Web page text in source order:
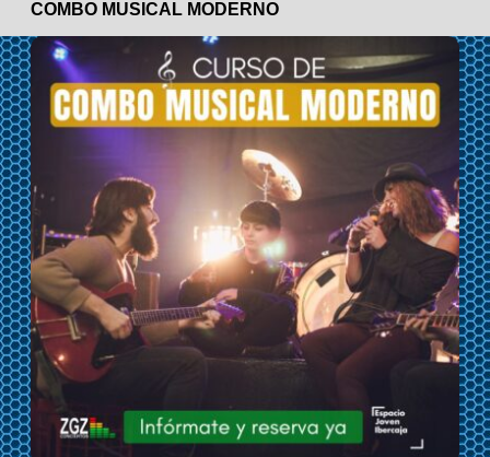
COMBO MUSICAL MODERNO